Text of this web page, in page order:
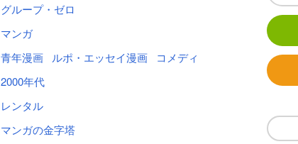
グループ・ゼロ
マンガ
青年漫画 ルポ・エッセイ漫画 コメディ
2000年代
レンタル
マンガの金字塔